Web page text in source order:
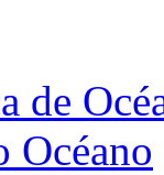
de
Océano